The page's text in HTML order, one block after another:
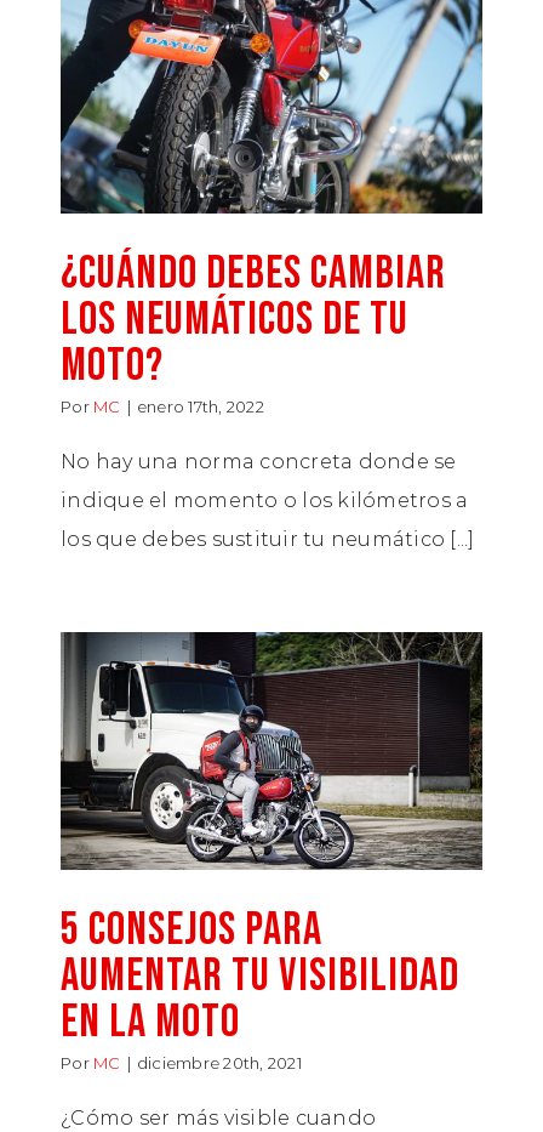
¿Cuándo debes cambiar
los neumáticos de tu
moto?
Por MC | enero 17th, 2022
No hay una norma concreta donde se
indique el momento o los kilómetros a
los que debes sustituir tu neumático [...]
5 consejos para
aumentar tu visibilidad
en la moto
Por MC | diciembre 20th, 2021
¿Cómo ser más visible cuando